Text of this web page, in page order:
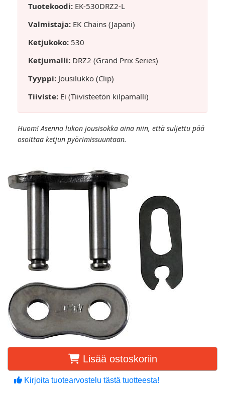
Tuotekoodi: EK-530DRZ2-L
Valmistaja: EK Chains (Japani)
Ketjukoko: 530
Ketjumalli: DRZ2 (Grand Prix Series)
Tyyppi: Jousilukko (Clip)
Tiiviste: Ei (Tiivisteetön kilpamalli)
Huom! Asenna lukon jousisokka aina niin, että suljettu pää
osoittaa ketjun pyörimissuuntaan.
Lisää ostoskoriin
Kirjoita tuotearvostelu tästä tuotteesta!